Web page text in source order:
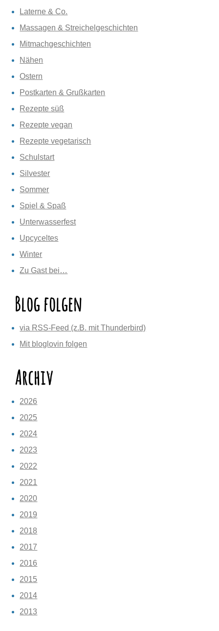
Laterne & Co.
Massagen & Streichelgeschichten
Mitmachgeschichten
Nähen
Ostern
Postkarten & Grußkarten
Rezepte süß
Rezepte vegan
Rezepte vegetarisch
Schulstart
Silvester
Sommer
Spiel & Spaß
Unterwasserfest
Upcyceltes
Winter
Zu Gast bei…
Blog folgen
via RSS-Feed (z.B. mit Thunderbird)
Mit bloglovin folgen
Archiv
2026
2025
2024
2023
2022
2021
2020
2019
2018
2017
2016
2015
2014
2013